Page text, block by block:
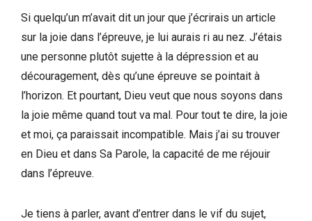
Si quelqu’un m’avait dit un jour que j’écrirais un article
sur la joie dans l’épreuve, je lui aurais ri au nez. J’étais
une personne plutôt sujette à la dépression et au
découragement, dès qu’une épreuve se pointait à
l’horizon. Et pourtant, Dieu veut que nous soyons dans
la joie même quand tout va mal. Pour tout te dire, la joie
et moi, ça paraissait incompatible. Mais j’ai su trouver
en Dieu et dans Sa Parole, la capacité de me réjouir
dans l’épreuve.
Je tiens à parler, avant d’entrer dans le vif du sujet,